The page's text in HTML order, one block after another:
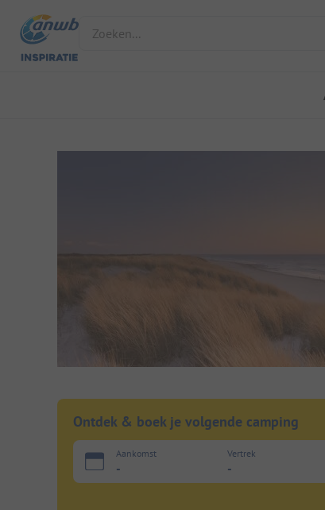
Zoeken...
Ontdek & boek je volgende camping
Aankomst
-
Vertrek
-